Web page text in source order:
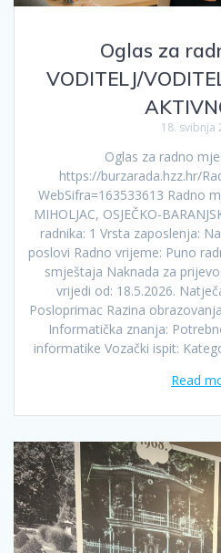
Oglas za
VODITELJ/
18. svibnja
Oglas za radno
https://burzarada.hzz.hr/
WebSifra=163533613 Radno
MIHOLJAC, OSJEČKO-
radnika: 1 Vrsta zaposlenja:
poslovi Radno vrijeme: Puno
smještaja Naknada za
vrijedi od: 18.5.2026.
Posloprimac Razina
Informatička znanja:
informatike Vozački ispit:
Read